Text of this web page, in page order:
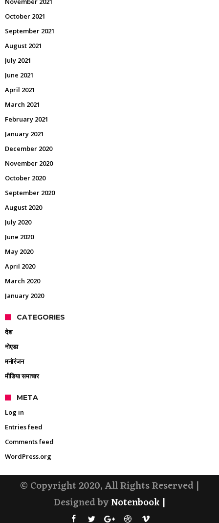
October 2021
September 2021
August 2021
July 2021
June 2021
April 2021
March 2021
February 2021
January 2021
December 2020
November 2020
October 2020
September 2020
August 2020
July 2020
June 2020
May 2020
April 2020
March 2020
January 2020
CATEGORIES
देश
नोएडा
मनोरंजन
मीडिया समाचार
META
Log in
Entries feed
Comments feed
WordPress.org
© Copyright 2020, All Rights Reserved |
Designed byNotenbook |